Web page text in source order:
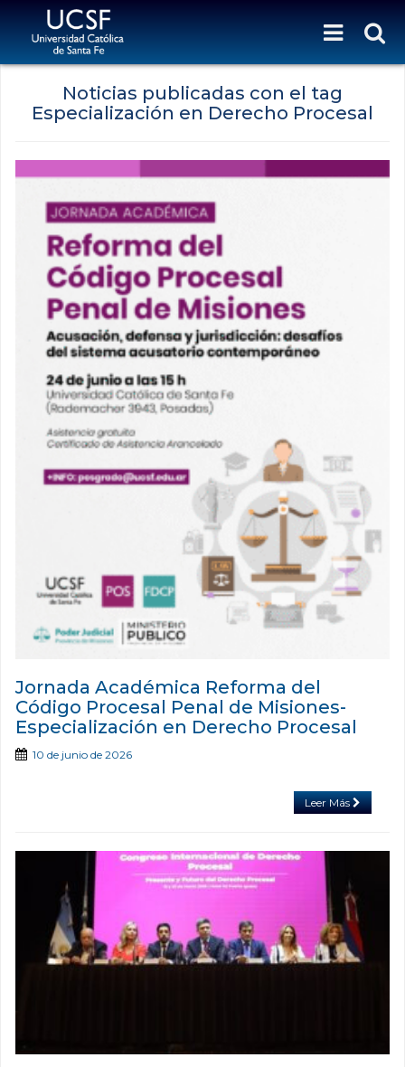
Noticias publicadas con el tag
Especialización en Derecho Procesal
Jornada Académica Reforma del
Código Procesal Penal de Misiones-
Especialización en Derecho Procesal
10 de junio de 2026
Leer Más